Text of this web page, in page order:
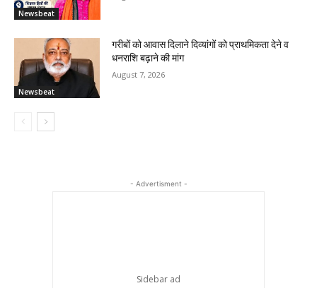
Newsbeat
Newsbeat
गरीबों को आवास दिलाने दिव्यांगों को प्राथमिकता देने व
धनराशि बढ़ाने की मांग
August 7, 2026
- Advertisment -